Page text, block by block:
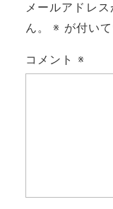
メールアドレ
ん。
※ が付い
コメント ※